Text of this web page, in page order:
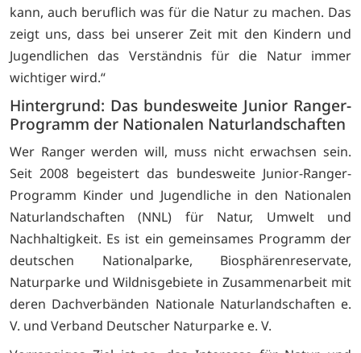
kann, auch beruflich was für die Natur zu machen. Das
zeigt uns, dass bei unserer Zeit mit den Kindern und
Jugendlichen das Verständnis für die Natur immer
wichtiger wird.“
Hintergrund: Das bundesweite Junior Ranger-
Programm der Nationalen Naturlandschaften
Wer Ranger werden will, muss nicht erwachsen sein.
Seit 2008 begeistert das bundesweite Junior-Ranger-
Programm Kinder und Jugendliche in den Nationalen
Naturlandschaften (NNL) für Natur, Umwelt und
Nachhaltigkeit. Es ist ein gemeinsames Programm der
deutschen Nationalparke, Biosphärenreservate,
Naturparke und Wildnisgebiete in Zusammenarbeit mit
deren Dachverbänden Nationale Naturlandschaften e.
V. und Verband Deutscher Naturparke e. V.